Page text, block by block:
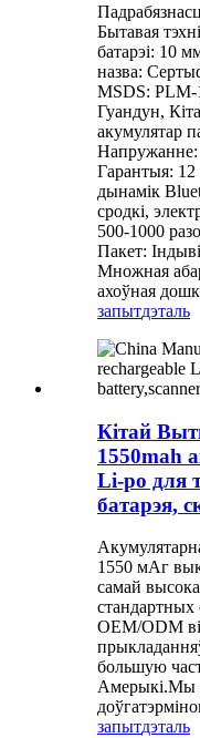
Бытавая
батарэі: 10
назва:
MSDS: PLM-
Гуандун,
акумулятар
Напружанне:
Гарантыя:
дынамік
сродкі,
500-1000
Пакет:
Множная
ахоўная
запытдэталь
Кітай
1550mah
Li-po для
батарэя,
1550 мАг
самай
стандартных
OEM/ODM
большую
Амерыкі.Мы
запытдэталь